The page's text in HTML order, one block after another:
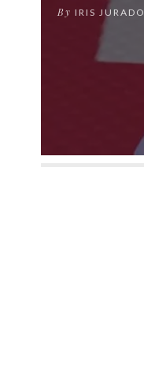
By IRIS JURADO